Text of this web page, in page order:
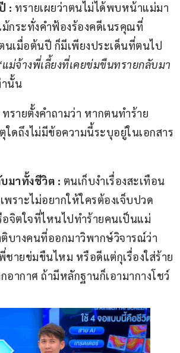
: ทรายเผยว่าตนไม่ได้พบหน้าแม่มา
กระทั่งคำฟ้องร้องคดีเนรคุณที่
เมื่อต้นปี ก็มีเพียงประเด็นที่ตนไป
แม่จ้างพี่เลี้ยงที่เคยข่มขืนทรายกลับมา
านั้น
ทรายตั้งคำถามว่า หากตนทำร้าย
ใดถึงไม่มีข้อความนี้ระบุอยู่ในเอกสาร
มาทั้งชีวิต : ตนเก็บงำเรื่องสะเทือน
ราะไม่อยากให้ใครต้องเจ็บปวด
อจิตใจที่ไหนไปทำร้ายคนเป็นแม่
บางคนที่ออกมาวิพากษ์วิจารณ์ว่า
ชายข่มขืนไหม หรือดีแต่กุเรื่องใส่ร้าย
ากาศ ถ้ามีหลักฐานก็เอามากางโชว์